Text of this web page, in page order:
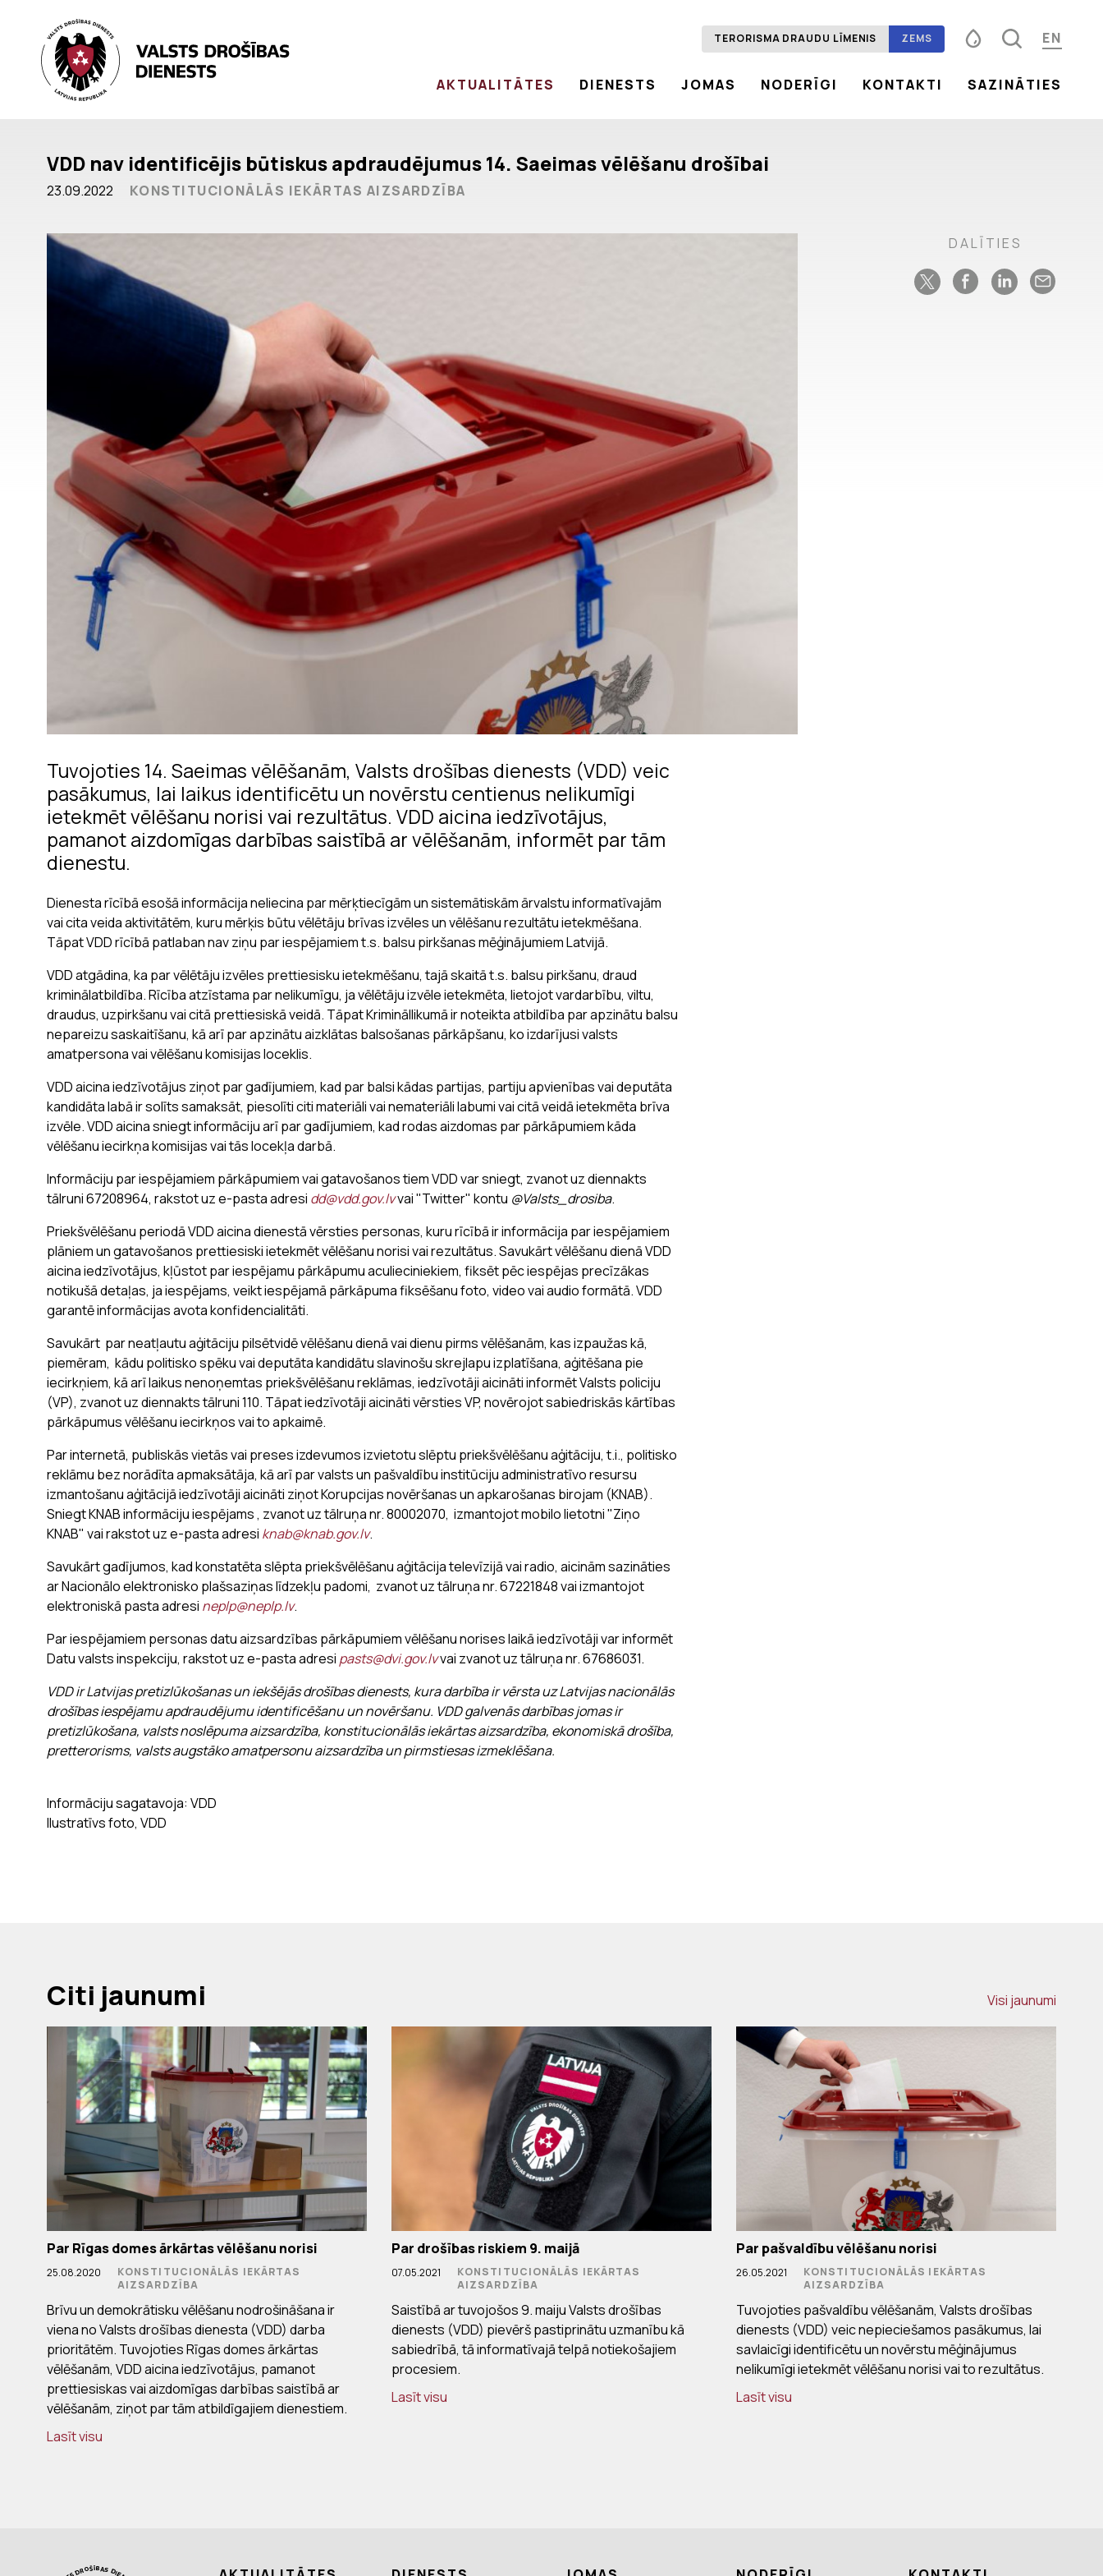
TERORISMA DRAUDU LĪMENIS ZEMS
Fonta izmērs
EN
AKTUALITĀTES DIENESTS JOMAS NODERĪGI KONTAKTI SAZINĀTIES
VDD nav identificējis būtiskus apdraudējumus 14. Saeimas vēlēšanu drošībai
23.09.2022 KONSTITUCIONĀLĀS IEKĀRTAS AIZSARDZĪBA
Tuvojoties 14. Saeimas vēlēšanām, Valsts drošības dienests (VDD) veic
pasākumus, lai laikus identificētu un novērstu centienus nelikumīgi
ietekmēt vēlēšanu norisi vai rezultātus. VDD aicina iedzīvotājus,
pamanot aizdomīgas darbības saistībā ar vēlēšanām, informēt par tām
dienestu.
Dienesta rīcībā esošā informācija neliecina par mērķtiecīgām un sistemātiskām ārvalstu informatīvajām
vai cita veida aktivitātēm, kuru mērķis būtu vēlētāju brīvas izvēles un vēlēšanu rezultātu ietekmēšana.
Tāpat VDD rīcībā patlaban nav ziņu par iespējamiem t.s. balsu pirkšanas mēģinājumiem Latvijā.
VDD atgādina, ka par vēlētāju izvēles prettiesisku ietekmēšanu, tajā skaitā t.s. balsu pirkšanu, draud
kriminālatbildība. Rīcība atzīstama par nelikumīgu, ja vēlētāju izvēle ietekmēta, lietojot vardarbību, viltu,
draudus, uzpirkšanu vai citā prettiesiskā veidā. Tāpat Krimināllikumā ir noteikta atbildība par apzinātu balsu
nepareizu saskaitīšanu, kā arī par apzinātu aizklātas balsošanas pārkāpšanu, ko izdarījusi valsts
amatpersona vai vēlēšanu komisijas loceklis.
VDD aicina iedzīvotājus ziņot par gadījumiem, kad par balsi kādas partijas, partiju apvienības vai deputāta
kandidāta labā ir solīts samaksāt, piesolīti citi materiāli vai nemateriāli labumi vai citā veidā ietekmēta brīva
izvēle. VDD aicina sniegt informāciju arī par gadījumiem, kad rodas aizdomas par pārkāpumiem kāda
vēlēšanu iecirkņa komisijas vai tās locekļa darbā.
Informāciju par iespējamiem pārkāpumiem vai gatavošanos tiem VDD var sniegt, zvanot uz diennakts
tālruni 67208964, rakstot uz e-pasta adresi dd@vdd.gov.lvvai "Twitter" kontu @Valsts_drosiba.
Priekšvēlēšanu periodā VDD aicina dienestā vērsties personas, kuru rīcībā ir informācija par iespējamiem
plāniem un gatavošanos prettiesiski ietekmēt vēlēšanu norisi vai rezultātus. Savukārt vēlēšanu dienā VDD
aicina iedzīvotājus, kļūstot par iespējamu pārkāpumu aculieciniekiem, fiksēt pēc iespējas precīzākas
notikušā detaļas, ja iespējams, veikt iespējamā pārkāpuma fiksēšanu foto, video vai audio formātā. VDD
garantē informācijas avota konfidencialitāti.
Savukārt par neatļautu aģitāciju pilsētvidē vēlēšanu dienā vai dienu pirms vēlēšanām, kas izpaužas kā,
piemēram, kādu politisko spēku vai deputāta kandidātu slavinošu skrejlapu izplatīšana, aģitēšana pie
iecirkņiem, kā arī laikus nenoņemtas priekšvēlēšanu reklāmas, iedzīvotāji aicināti informēt Valsts policiju
(VP), zvanot uz diennakts tālruni 110. Tāpat iedzīvotāji aicināti vērsties VP, novērojot sabiedriskās kārtības
pārkāpumus vēlēšanu iecirkņos vai to apkaimē.
Par internetā, publiskās vietās vai preses izdevumos izvietotu slēptu priekšvēlēšanu aģitāciju, t.i., politisko
reklāmu bez norādīta apmaksātāja, kā arī par valsts un pašvaldību institūciju administratīvo resursu
izmantošanu aģitācijā iedzīvotāji aicināti ziņot Korupcijas novēršanas un apkarošanas birojam (KNAB).
Sniegt KNAB informāciju iespējams , zvanot uz tālruņa nr. 80002070, izmantojot mobilo lietotni "Ziņo
KNAB" vai rakstot uz e-pasta adresi knab@knab.gov.lv.
Savukārt gadījumos, kad konstatēta slēpta priekšvēlēšanu aģitācija televīzijā vai radio, aicinām sazināties
ar Nacionālo elektronisko plašsaziņas līdzekļu padomi, zvanot uz tālruņa nr. 67221848 vai izmantojot
elektroniskā pasta adresi neplp@neplp.lv.
Par iespējamiem personas datu aizsardzības pārkāpumiem vēlēšanu norises laikā iedzīvotāji var informēt
Datu valsts inspekciju, rakstot uz e-pasta adresi pasts@dvi.gov.lvvai zvanot uz tālruņa nr. 67686031.
VDD ir Latvijas pretizlūkošanas un iekšējās drošības dienests, kura darbība ir vērsta uz Latvijas nacionālās
drošības iespējamu apdraudējumu identificēšanu un novēršanu. VDD galvenās darbības jomas ir
pretizlūkošana, valsts noslēpuma aizsardzība, konstitucionālās iekārtas aizsardzība, ekonomiskā drošība,
pretterorisms, valsts augstāko amatpersonu aizsardzība un pirmstiesas izmeklēšana.
Informāciju sagatavoja: VDD
Ilustratīvs foto, VDD
DALĪTIES
Citi jaunumi Visi jaunumi
Par Rīgas domes ārkārtas vēlēšanu norisi
25.08.2020
KONSTITUCIONĀLĀS IEKĀRTAS
AIZSARDZĪBA
Brīvu un demokrātisku vēlēšanu nodrošināšana ir
viena no Valsts drošības dienesta (VDD) darba
prioritātēm. Tuvojoties Rīgas domes ārkārtas
vēlēšanām, VDD aicina iedzīvotājus, pamanot
prettiesiskas vai aizdomīgas darbības saistībā ar
vēlēšanām, ziņot par tām atbildīgajiem dienestiem.
Lasīt visu
Par drošības riskiem 9. maijā
07.05.2021
KONSTITUCIONĀLĀS IEKĀRTAS
AIZSARDZĪBA
Saistībā ar tuvojošos 9. maiju Valsts drošības
dienests (VDD) pievērš pastiprinātu uzmanību kā
sabiedrībā, tā informatīvajā telpā notiekošajiem
procesiem.
Lasīt visu
Par pašvaldību vēlēšanu norisi
26.05.2021
KONSTITUCIONĀLĀS IEKĀRTAS
AIZSARDZĪBA
Tuvojoties pašvaldību vēlēšanām, Valsts drošības
dienests (VDD) veic nepieciešamos pasākumus, lai
savlaicīgi identificētu un novērstu mēģinājumus
nelikumīgi ietekmēt vēlēšanu norisi vai to rezultātus.
Lasīt visu